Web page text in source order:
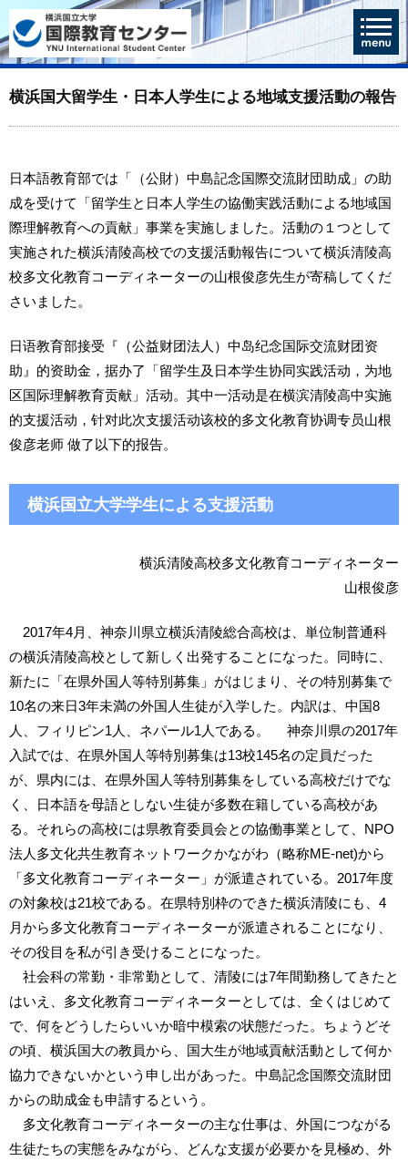
横浜国大留学生・日本人学生による地域支援活動の報告
日本語教育部では「（公財）中島記念国際交流財団助成」の助
成を受けて「留学生と日本人学生の協働実践活動による地域国
際理解教育への貢献」事業を実施しました。活動の１つとして
実施された横浜清陵高校での支援活動報告について横浜清陵高
校多文化教育コーディネーターの山根俊彦先生が寄稿してくだ
さいました。
日语教育部接受『（公益财团法人）中岛纪念国际交流财团资
助』的资助金，据办了「留学生及日本学生协同实践活动，为地
区国际理解教育贡献」活动。其中一活动是在横滨清陵高中实施
的支援活动，针对此次支援活动该校的多文化教育协调专员山根
俊彦老师 做了以下的报告。
横浜国立大学学生による支援活動
横浜清陵高校多文化教育コーディネーター
山根俊彦
2017年4月、神奈川県立横浜清陵総合高校は、単位制普通科
の横浜清陵高校として新しく出発することになった。同時に、
新たに「在県外国人等特別募集」がはじまり、その特別募集で
10名の来日3年未満の外国人生徒が入学した。内訳は、中国8
人、フィリピン1人、ネパール1人である。 神奈川県の2017年
入試では、在県外国人等特別募集は13校145名の定員だった
が、県内には、在県外国人等特別募集をしている高校だけでな
く、日本語を母語としない生徒が多数在籍している高校があ
る。それらの高校には県教育委員会との協働事業として、NPO
法人多文化共生教育ネットワークかながわ（略称ME-net)から
「多文化教育コーディネーター」が派遣されている。2017年度
の対象校は21校である。在県特別枠のできた横浜清陵にも、4
月から多文化教育コーディネーターが派遣されることになり、
その役目を私が引き受けることになった。
社会科の常勤・非常勤として、清陵には7年間勤務してきたと
はいえ、多文化教育コーディネーターとしては、全くはじめて
で、何をどうしたらいいか暗中模索の状態だった。ちょうどそ
の頃、横浜国大の教員から、国大生が地域貢献活動として何か
協力できないかという申し出があった。中島記念国際交流財団
からの助成金も申請するという。
多文化教育コーディネーターの主な仕事は、外国につながる
生徒たちの実態をみながら、どんな支援が必要かを見極め、外